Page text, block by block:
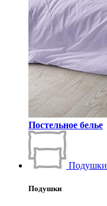
Постельное белье
Подушки
Подушки